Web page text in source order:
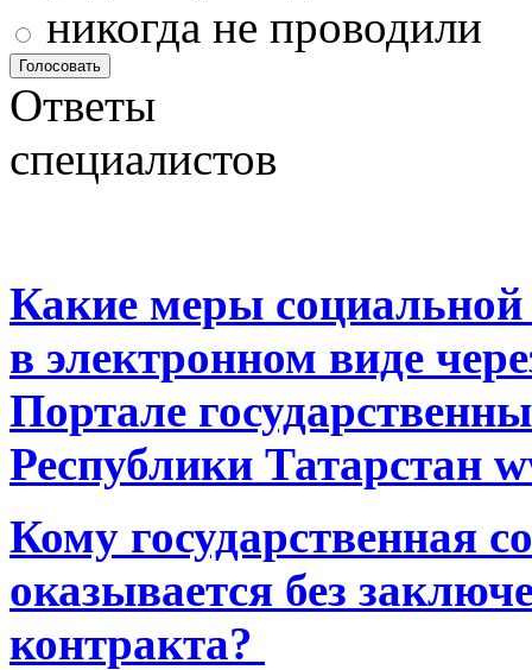
никогда не проводили
Ответы
специалистов
Какие меры
в электронном виде
Портале
Республики Татарстан
Кому государственная
оказывается без
контракта?